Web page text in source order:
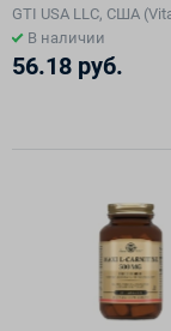
GTI USA LLC, США
В наличии
56.18 руб.